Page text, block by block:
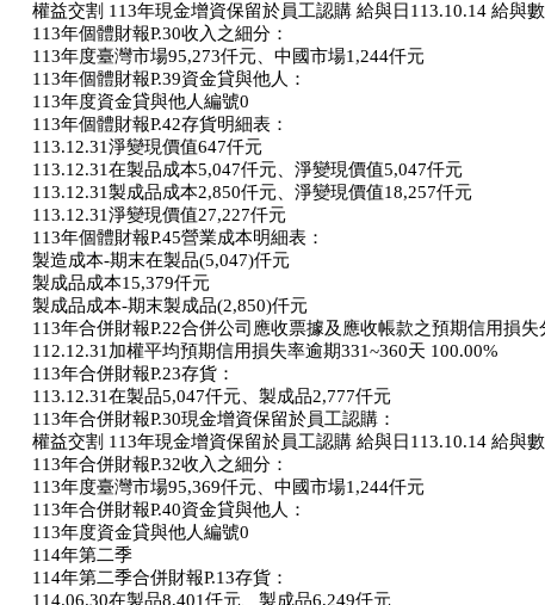
權益交割 113年現金增資保留於員工認購 給與日113.10.14 給與
113年個體財報P.30收入之細分：
113年度臺灣市場95,273仟元、中國市場1,244仟元
113年個體財報P.39資金貸與他人：
113年度資金貸與他人編號0
113年個體財報P.42存貨明細表：
113.12.31淨變現價值647仟元
113.12.31在製品成本5,047仟元、淨變現價值5,047仟元
113.12.31製成品成本2,850仟元、淨變現價值18,257仟元
113.12.31淨變現價值27,227仟元
113年個體財報P.45營業成本明細表：
製造成本-期末在製品(5,047)仟元
製成品成本15,379仟元
製成品成本-期末製成品(2,850)仟元
113年合併財報P.22合併公司應收票據及應收帳款之預期信用損失
112.12.31加權平均預期信用損失率逾期331~360天 100.00%
113年合併財報P.23存貨：
113.12.31在製品5,047仟元、製成品2,777仟元
113年合併財報P.30現金增資保留於員工認購：
權益交割 113年現金增資保留於員工認購 給與日113.10.14 給與
113年合併財報P.32收入之細分：
113年度臺灣市場95,369仟元、中國市場1,244仟元
113年合併財報P.40資金貸與他人：
113年度資金貸與他人編號0
114年第二季
114年第二季合併財報P.13存貨：
114.06.30在製品8,401仟元、製成品6,249仟元